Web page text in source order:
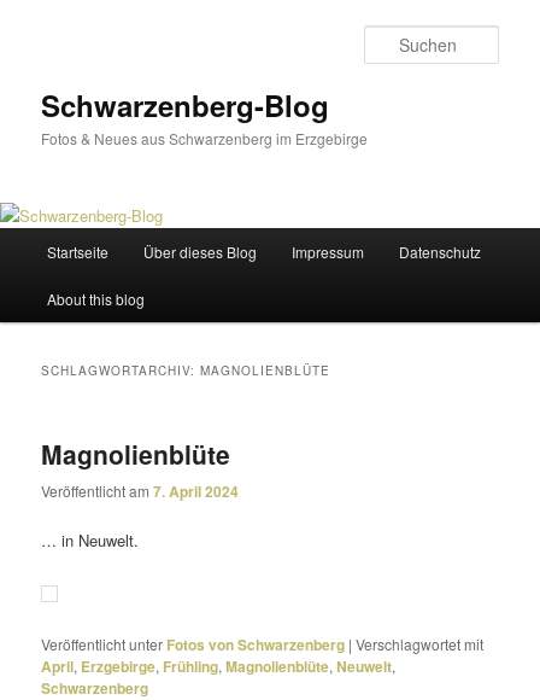
Schwarzenberg-Blog
Fotos & Neues aus Schwarzenberg im Erzgebirge
Startseite Über dieses Blog Impressum Datenschutz
About this blog
SCHLAGWORTARCHIV:MAGNOLIENBLÜTE
Magnolienblüte
Veröffentlicht am7. April 2024
… in Neuwelt.
Veröffentlicht unter Fotos von Schwarzenberg |Verschlagwortet mit
April, Erzgebirge, Frühling,Magnolienblüte,Neuwelt,
Schwarzenberg